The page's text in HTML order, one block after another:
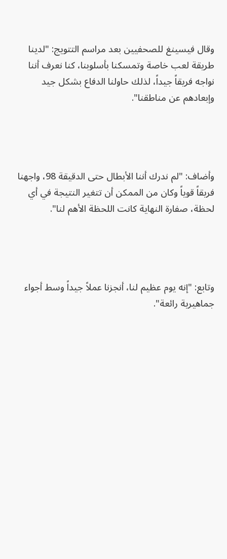
وقال فيسينغ للصحفيين بعد مراسم التتويج: "لدينا
طريقة لعب خاصة وتمسكنا بأسلوبنا، كنا نعرف أننا
نواجه فريقاً جيداً، لذلك حاولنا الدفاع بشكل جيد
وإبعادهم عن مناطقنا".
وأضاف: "لم ندرك أننا الأبطال حتى الدقيقة 98، واجهنا
فريقاً قوياً وكان من الممكن أن تتغير النتيجة في أي
لحظة، صفارة النهاية كانت اللحظة الأهم لنا".
وتابع: "إنه يوم عظيم لنا، أنجزنا عملاً جيداً وسط أجواء
جماهيرية رائعة".